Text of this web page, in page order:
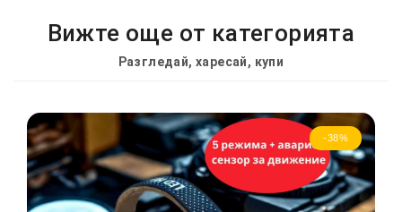
Монтаж: Магнитна основа + кука
Устойчивост: Водоустойчива и удароустойчива
🏕️ Подходяща за:
Автомобилни ремонти и пътувания
Къмпинг, риболов и туризъм
радвам че ви има..10/10...
Вижте още от категорията
Разгледай, харесай, купи
-38%